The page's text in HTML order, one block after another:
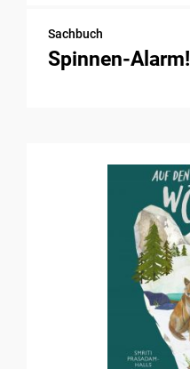
Sachbuch
Spinnen-Alarm!